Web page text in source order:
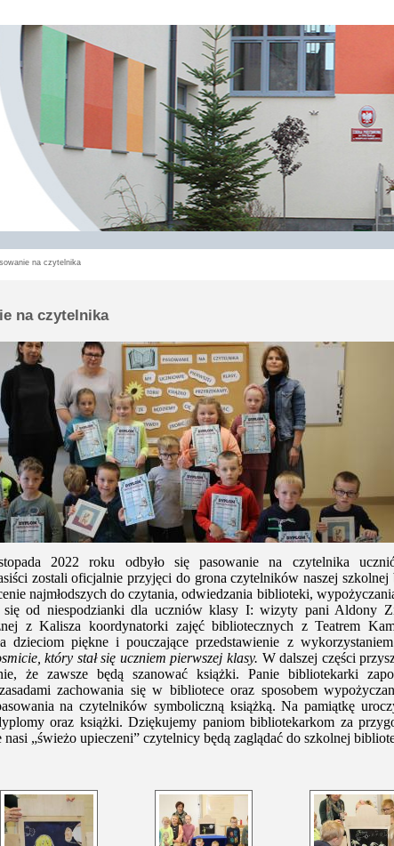
na czytelnika
na czytelnika
2022 roku odbyło się pasowanie na czytelnika
zostali oficjalnie przyjęci do grona czytelników naszej
najmłodszych do czytania, odwiedzania biblioteki,
się od niespodzianki dla uczniów klasy I: wizyty pani Aldony
z Kalisza koordynatorki zajęć bibliotecznych z Teatrem
dzieciom piękne i pouczające przedstawienie z
który stał się uczniem pierwszej klasy. W dalszej części
że zawsze będą szanować książki. Panie bibliotekarki
zachowania się w bibliotece oraz sposobem
na czytelników symboliczną książką. Na pamiątkę
oraz książki. Dziękujemy paniom bibliotekarkom za
nasi „świeżo upieczeni” czytelnicy będą zaglądać do szkolnej